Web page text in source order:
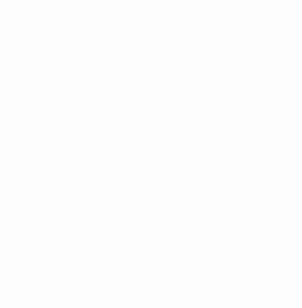
расширило перечень
от НДФЛ